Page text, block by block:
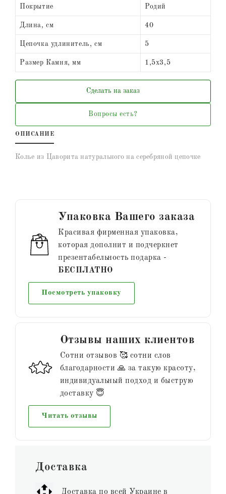
Покрытие Родий
Длина, см 40
Цепочка удлинитель, см 5
Размер Камня, мм 1,5х3,5
Сделать на заказ
Вопросы есть?
ОПИСАНИЕ
Колье из Цаворита натурального на серебряной цепочке
Упаковка Вашего заказа
Красивая фирменная упаковка,
которая дополнит и подчеркнет
презентабельность подарка -
БЕСПЛАТНО
Посмотреть упаковку
Отзывы наших клиентов
Сотни отзывов 🥰 сотни слов
благодарности 🙏 за такую красоту,
индивидуальный подход и быструю
доставку 😇
Читать отзывы
Доставка
Доставка по всей Украине в